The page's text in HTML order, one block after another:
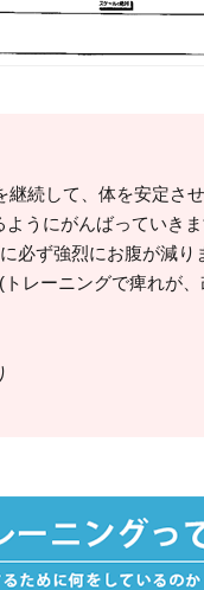
続して、体を安定さ
うにがんばっていき
必ず強烈にお腹が減
レーニングで痺れが